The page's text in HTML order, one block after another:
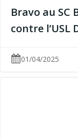
Bravo au
contre l’USL
01/04/2025